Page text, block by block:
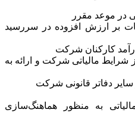
در موعد مقرر
بر ارزش افزوده در سررسید
کارکنان شرکت
مالیاتی شرکت و ارائه به
سایر دفاتر قانونی شرکت
به منظور هماهنگ‌سازی